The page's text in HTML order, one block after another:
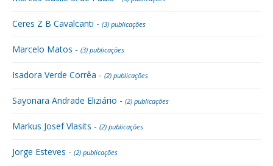
Ceres Z B Cavalcanti - (3) publicações
Marcelo Matos - (3) publicações
Isadora Verde Corrêa - (2) publicações
Sayonara Andrade Eliziário - (2) publicações
Markus Josef Vlasits - (2) publicações
Jorge Esteves - (2) publicações